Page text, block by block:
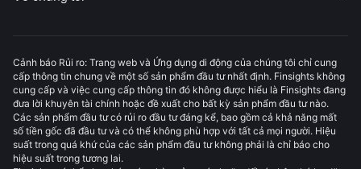
Cảnh báo Rủi ro: Trang web và Ứng dụng di động của chúng tôi chỉ cung
cấp thông tin chung về một số sản phẩm đầu tư nhất định. Finsights không
cung cấp và việc cung cấp thông tin đó không được hiểu là Finsights đang
đưa lời khuyên tài chính hoặc đề xuất cho bất kỳ sản phẩm đầu tư nào.
Các sản phẩm đầu tư có rủi ro đầu tư đáng kể, bao gồm cả khả năng mất
số tiền gốc đã đầu tư và có thể không phù hợp với tất cả mọi người. Hiệu
suất trong quá khứ của các sản phẩm đầu tư không phải là chỉ báo cho
hiệu suất trong tương lai.